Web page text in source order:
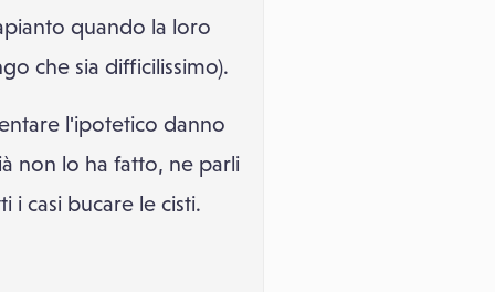
quando la loro
che sia difficilissimo).
l'ipotetico danno
non lo ha fatto, ne parli
i casi bucare le cisti.